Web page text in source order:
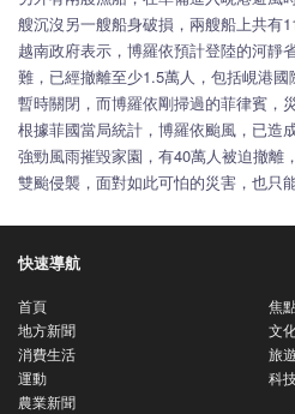
艘沉沒另一艘船身破損，兩艘船上共有
越南政府表示，博羅依預計登陸的河靜
難，已經撤離至少1.5萬人，包括峴港
暫時關閉，而博羅依剛掃過的菲律賓，
根據菲國當局統計，博羅依颱風，已造
強勁風雨摧毀家園，有40萬人被迫撤離
雙颱侵襲，面對如此可怕的災害，也只
快速導航
首頁
焦
地方新聞
文
消費生活
旅
運動
科
農業新聞